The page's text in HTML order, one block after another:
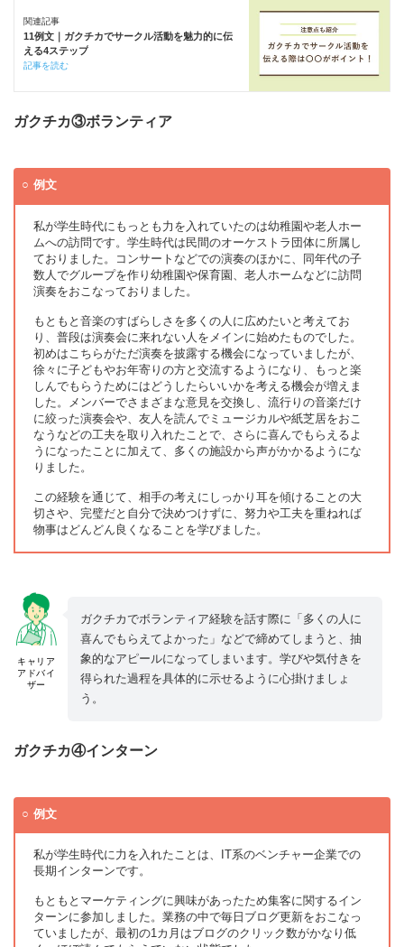
関連記事
11例文｜ガクチカでサークル活動を魅力的に伝
える4ステップ
記事を読む
ガクチカ③ボランティア
例文
私が学生時代にもっとも力を入れていたのは幼稚園や老人ホー
ムへの訪問です。学生時代は民間のオーケストラ団体に所属し
ておりました。コンサートなどでの演奏のほかに、同年代の子
数人でグループを作り幼稚園や保育園、老人ホームなどに訪問
演奏をおこなっておりました。
もともと音楽のすばらしさを多くの人に広めたいと考えてお
り、普段は演奏会に来れない人をメインに始めたものでした。
初めはこちらがただ演奏を披露する機会になっていましたが、
徐々に子どもやお年寄りの方と交流するようになり、もっと楽
しんでもらうためにはどうしたらいいかを考える機会が増えま
した。メンバーでさまざまな意見を交換し、流行りの音楽だけ
に絞った演奏会や、友人を読んでミュージカルや紙芝居をおこ
なうなどの工夫を取り入れたことで、さらに喜んでもらえるよ
うになったことに加えて、多くの施設から声がかかるようにな
りました。
この経験を通じて、相手の考えにしっかり耳を傾けることの大
切さや、完璧だと自分で決めつけずに、努力や工夫を重ねれば
物事はどんどん良くなることを学びました。
キャリア
アドバイ
ザー
ガクチカでボランティア経験を話す際に「多くの人に
喜んでもらえてよかった」などで締めてしまうと、抽
象的なアピールになってしまいます。学びや気付きを
得られた過程を具体的に示せるように心掛けましょ
う。
ガクチカ④インターン
例文
私が学生時代に力を入れたことは、IT系のベンチャー企業での
長期インターンです。
もともとマーケティングに興味があったため集客に関するイン
ターンに参加しました。業務の中で毎日ブログ更新をおこなっ
ていましたが、最初の1カ月はブログのクリック数がかなり低